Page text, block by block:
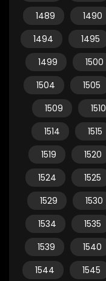
1489
1490
1494
1495
1499
1500
1504
1505
1509
1510
1514
1515
1519
1520
1524
1525
1529
1530
1534
1535
1539
1540
1544
1545